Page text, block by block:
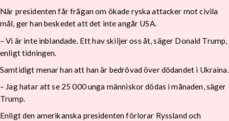
När presidenten får frågan om ökade ryska attacker mot civila
mål, ger han beskedet att det inte angår USA.
– Vi är inte inblandade. Ett hav skiljer oss åt, säger Donald Trump,
enligt tidningen.
Samtidigt menar han att han är bedrövad över dödandet i Ukraina.
– Jag hatar att se 25 000 unga människor dödas i månaden, säger
Trump.
Enligt den amerikanska presidenten förlorar Ryssland och